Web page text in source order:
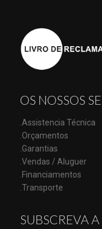
OS NOSSOS
.Assistencia Técnica
.Orçamentos
.Garantias
.Vendas / Aluguer
.Financiamentos
.Transporte
SUBSCREVA